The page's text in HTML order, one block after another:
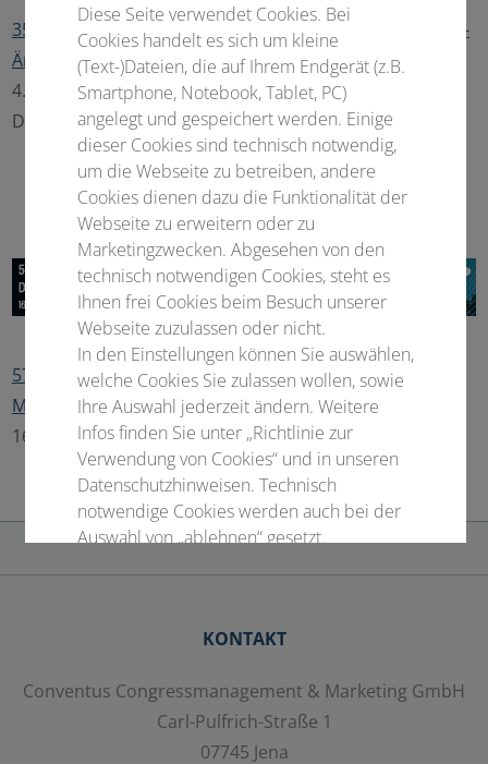
35. Jahrestagung der Vereinigung Mitteldeutscher HNO-
Ärzte
4.–5. September 2026 • Limburg an der Lahn -
Deutschland
57. Jahrestagung der Deutschen Gesellschaft für
Medizinische Physik
16.–19. September 2026 • Bamberg - Deutschland
KONTAKT
Conventus Congressmanagement & Marketing GmbH
Carl-Pulfrich-Straße 1
07745 Jena
Diese Seite verwendet Cookies. Bei
Cookies handelt es sich um kleine
(Text-)Dateien, die auf Ihrem Endgerät (z.B.
Smartphone, Notebook, Tablet, PC)
angelegt und gespeichert werden. Einige
dieser Cookies sind technisch notwendig,
um die Webseite zu betreiben, andere
Cookies dienen dazu die Funktionalität der
Webseite zu erweitern oder zu
Marketingzwecken. Abgesehen von den
technisch notwendigen Cookies, steht es
Ihnen frei Cookies beim Besuch unserer
Webseite zuzulassen oder nicht.
In den Einstellungen können Sie auswählen,
welche Cookies Sie zulassen wollen, sowie
Ihre Auswahl jederzeit ändern. Weitere
Infos finden Sie unter „Richtlinie zur
Verwendung von Cookies“ und in unseren
Datenschutzhinweisen. Technisch
notwendige Cookies werden auch bei der
Auswahl von „ablehnen“ gesetzt.
Externer Inhalt